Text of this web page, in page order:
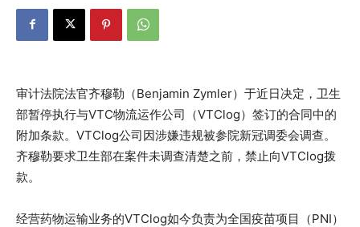
审计法院法官齐穆勒（Benjamin Zymler）于近日决定，卫生
部暂停执行与VTC物流运作公司（VTClog）签订的合同中的
附加条款。VTClog公司因涉嫌违规被参院新冠调委会调查。
齐穆勒要求卫生部在案件未调查清楚之前，禁止向VTClog拨
款。
经营药物运输业务的VTClog如今负责为全国疫苗项目（PNI）